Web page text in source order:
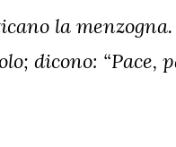
la
dicono: “Pace,